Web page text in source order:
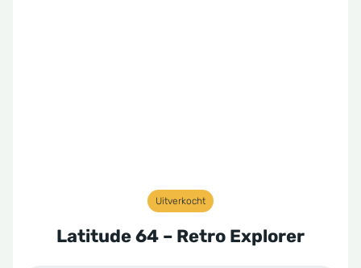
Uitverkocht
Latitude 64 – Retro Explorer